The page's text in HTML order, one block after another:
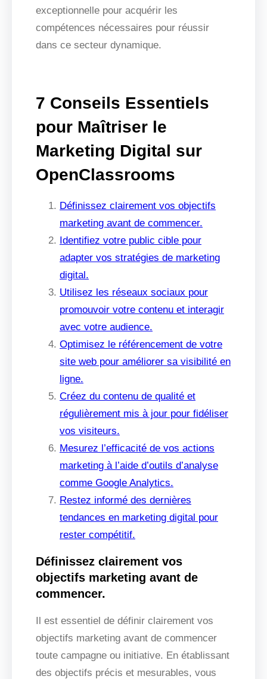
exceptionnelle pour acquérir les
compétences nécessaires pour réussir
dans ce secteur dynamique.
7 Conseils Essentiels
pour Maîtriser le
Marketing Digital sur
OpenClassrooms
Définissez clairement vos objectifs
marketing avant de commencer.
Identifiez votre public cible pour
adapter vos stratégies de marketing
digital.
Utilisez les réseaux sociaux pour
promouvoir votre contenu et interagir
avec votre audience.
Optimisez le référencement de votre
site web pour améliorer sa visibilité en
ligne.
Créez du contenu de qualité et
régulièrement mis à jour pour fidéliser
vos visiteurs.
Mesurez l’efficacité de vos actions
marketing à l’aide d’outils d’analyse
comme Google Analytics.
Restez informé des dernières
tendances en marketing digital pour
rester compétitif.
Définissez clairement vos
objectifs marketing avant de
commencer.
Il est essentiel de définir clairement vos
objectifs marketing avant de commencer
toute campagne ou initiative. En établissant
des objectifs précis et mesurables, vous